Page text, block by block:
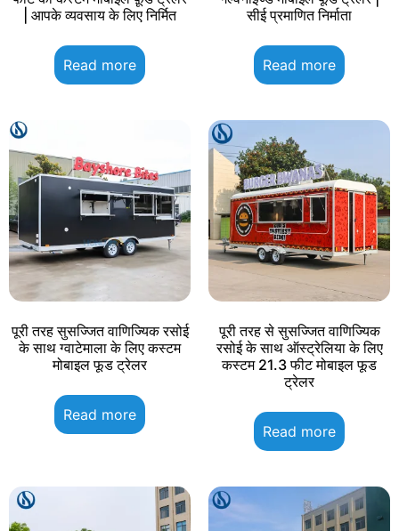
| आपके व्यवसाय के लिए निर्मित
Read more
सीई प्रमाणित निर्माता
Read more
पूरी तरह सुसज्जित वाणिज्यिक रसोई
के साथ ग्वाटेमाला के लिए कस्टम
मोबाइल फूड ट्रेलर
Read more
पूरी तरह से सुसज्जित वाणिज्यिक
रसोई के साथ ऑस्ट्रेलिया के लिए
कस्टम 21.3 फीट मोबाइल फूड
ट्रेलर
Read more